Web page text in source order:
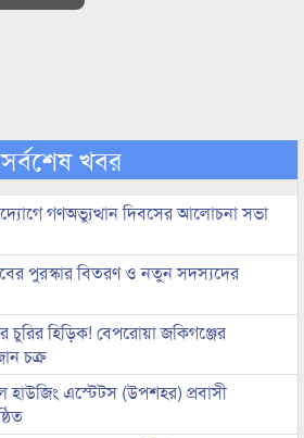
সর্বশেষ খবর
গণঅভ্যুত্থান দিবসের আলোচনা সভা
পুরস্কার বিতরণ ও নতুন সদস্যদের
হিড়িক! বেপরোয়া জকিগঞ্জের
চক্র
হাউজিং এস্টেটস (উপশহর) প্রবাসী